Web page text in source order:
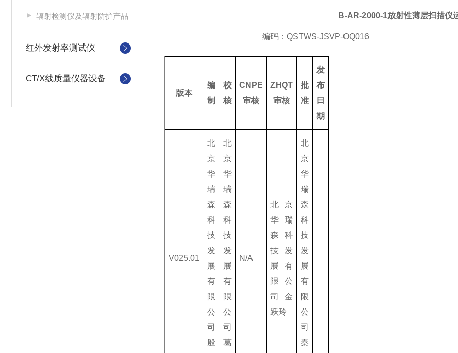
辐射检测仪及辐射防护产品
红外发射率测试仪
CT/X线质量仪器设备
B-AR-2000-1放射性薄层扫描仪
编码： QSTWS-JSVP-OQ016
版本
编
制
校
核
CNPE
审核
ZHQT
审核
批
准
发
布
日
期
V025.01
北
京
华
瑞
森
科
技
发
展
有
限
公
司
殷
北
京
华
瑞
森
科
技
发
展
有
限
公
司
葛
N/A
北京
华瑞
森科
技发
展有
限公
司 金
跃玲
北
京
华
瑞
森
科
技
发
展
有
限
公
司
秦